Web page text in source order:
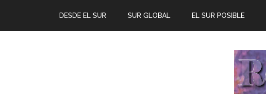
DESDE EL SUR SUR GLOBAL EL SUR POSIBLE